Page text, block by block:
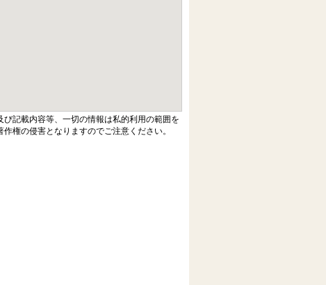
び記載内容等、一切の情報は私的利用の範囲を
権の侵害となりますのでご注意ください。